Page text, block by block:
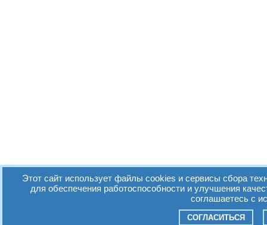
Этот сайт использует файлы cookies и сервисы сбора
для обеспечения работоспособности и улучшения
соглашаетесь с
СОГЛАСИТЬСЯ